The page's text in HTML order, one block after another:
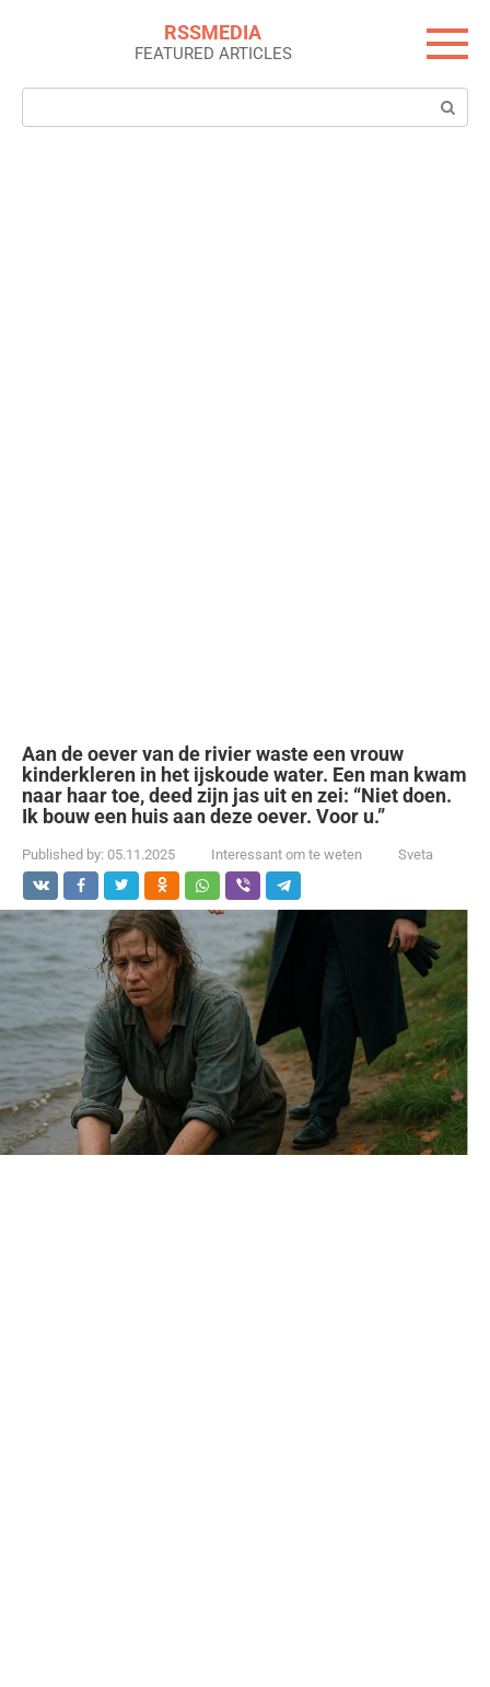
RSSMEDIA
FEATURED ARTICLES
Search:
Aan de oever van de rivier waste een vrouw
kinderkleren in het ijskoude water. Een man kwam
naar haar toe, deed zijn jas uit en zei: “Niet doen.
Ik bouw een huis aan deze oever. Voor u.”
Published by: 05.11.2025 Interessant om te weten Sveta